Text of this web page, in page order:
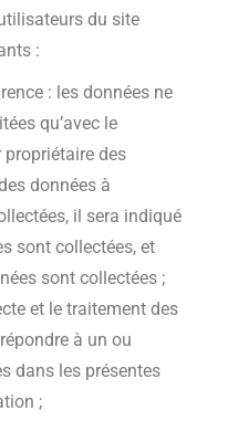
du site
:
: les données ne
qu’avec le
propriétaire des
données à
il sera indiqué
sont collectées, et
sont collectées ;
et le traitement des
à un ou
dans les présentes
;